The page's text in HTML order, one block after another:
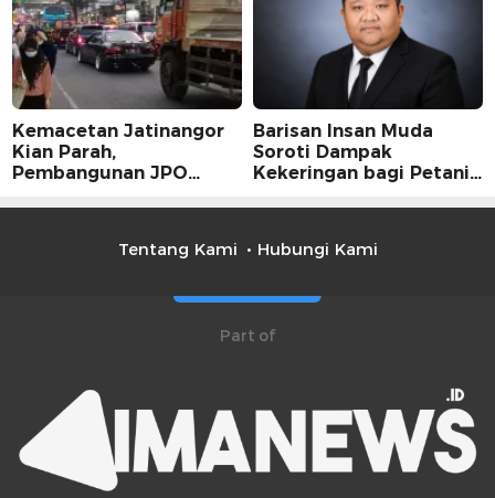
Kemacetan Jatinangor
Kian Parah,
Pembangunan JPO
Barisan Insan Muda
Soroti Dampak
Kekeringan bagi Petani,
Tentang Kami
Hubungi Kami
Part of